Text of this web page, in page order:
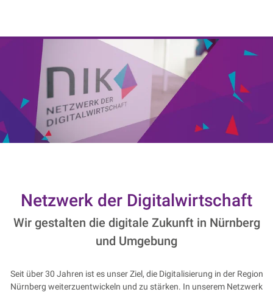
Netzwerk der Digitalwirtschaft
Wir gestalten die digitale Zukunft in Nürnberg
und Umgebung
Seit über 30 Jahren ist es unser Ziel, die Digitalisierung in der Region
Nürnberg weiterzuentwickeln und zu stärken. In unserem Netzwerk